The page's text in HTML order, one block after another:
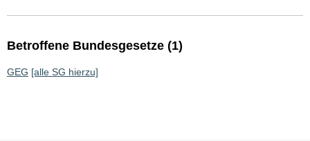
Betroffene Bundesgesetze (1)
GEG [alle SG hierzu]